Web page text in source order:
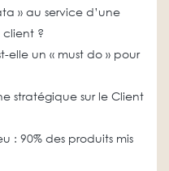
» au service d’une
?
elle un « must do » pour
stratégique sur le Client
: 90% des produits mis